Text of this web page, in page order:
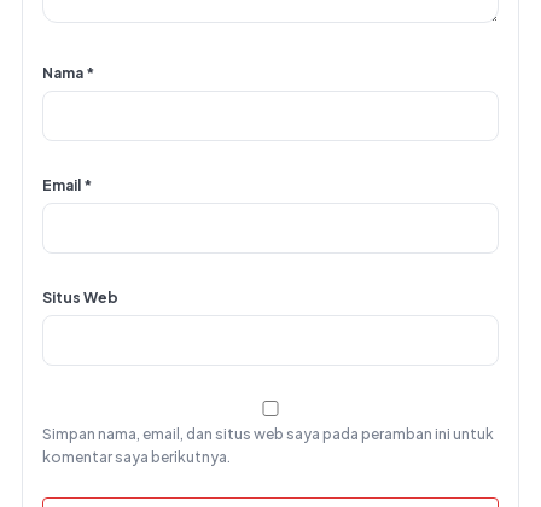
Nama *
Email *
Situs Web
Simpan nama, email, dan situs web saya pada peramban ini untuk
komentar saya berikutnya.